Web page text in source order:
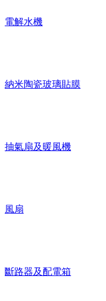
電解水機
納米陶瓷玻璃貼膜
抽氣扇及暖風機
風扇
斷路器及配電箱